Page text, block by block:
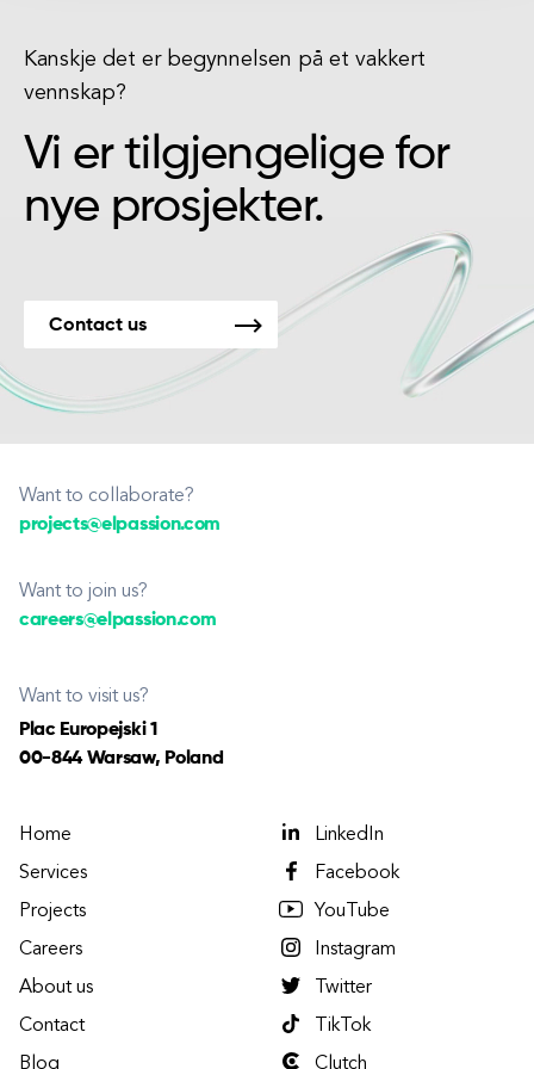
Kanskje det er begynnelsen på et vakkert
vennskap?
Vi er tilgjengelige for
nye prosjekter.
Contact us
Want to collaborate?
projects@elpassion.com
Want to join us?
careers@elpassion.com
Want to visit us?
Plac Europejski 1
00-844 Warsaw, Poland
Home
Services
Projects
Careers
About us
Contact
Blog
LinkedIn
Facebook
YouTube
Instagram
Twitter
TikTok
Clutch